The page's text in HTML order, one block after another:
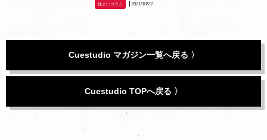
住まいコラム ┃2021/10/22
Cuestudio マガジン一覧へ戻る 〉
Cuestudio TOPへ戻る 〉